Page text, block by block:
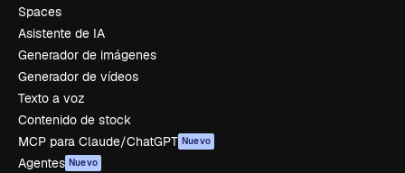
Spaces
Asistente de IA
Generador de imágenes
Generador de vídeos
Texto a voz
Contenido de stock
MCP para Claude/ChatGPT Nuevo
Agentes Nuevo